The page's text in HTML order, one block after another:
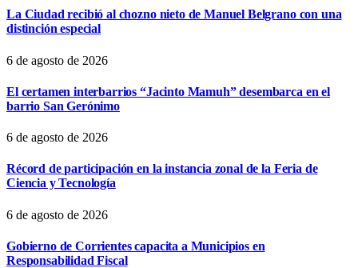
La Ciudad recibió al chozno nieto de Manuel Belgrano con una
distinción especial
6 de agosto de 2026
El certamen interbarrios “Jacinto Mamuh” desembarca en el
barrio San Gerónimo
6 de agosto de 2026
Récord de participación en la instancia zonal de la Feria de
Ciencia y Tecnología
6 de agosto de 2026
Gobierno de Corrientes capacita a Municipios en
Responsabilidad Fiscal